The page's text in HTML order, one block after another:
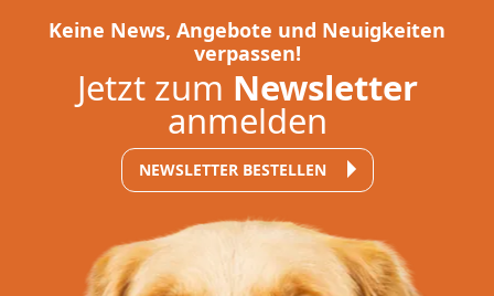
Keine News, Angebote und Neuigkeiten
verpassen!
Jetzt zum Newsletter
anmelden
NEWSLETTER BESTELLEN